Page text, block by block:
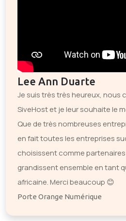
Lee Ann Duarte
Je suis très très heureux, nous
SiveHost et je leur souhaite le
Que de très nombreuses
en fait toutes les entreprises
choisissent comme
grandissent ensemble en tant
africaine. Merci beaucoup 😊
Porte Orange Numérique